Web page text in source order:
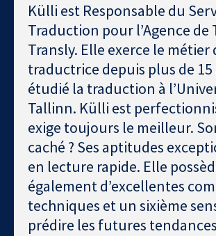
Külli est Responsable du
Traduction pour l’Agence de
Transly. Elle exerce le métier
traductrice depuis plus de 15
étudié la traduction à
Tallinn. Külli est
exige toujours le meilleur.
caché ? Ses aptitudes
en lecture rapide. Elle
également d’excellentes
techniques et un sixième
prédire les futures